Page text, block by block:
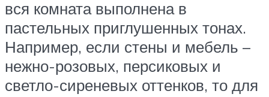
вся комната выполнена в
пастельных приглушенных тонах.
Например, если стены и мебель –
нежно-розовых, персиковых и
светло-сиреневых оттенков, то для